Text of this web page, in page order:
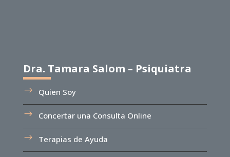
Dra. Tamara Salom – Psiquiatra
Quien Soy
Concertar una Consulta Online
Terapias de Ayuda